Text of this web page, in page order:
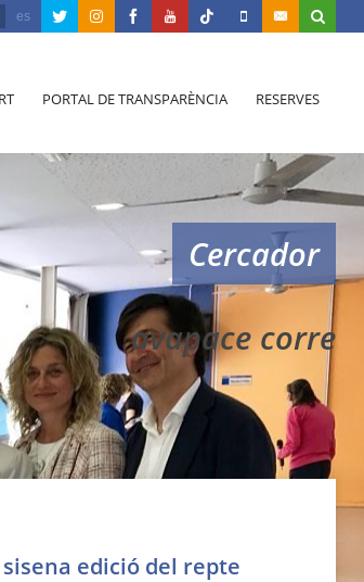
es
PORTAL DE TRANSPARÈNCIA RESERVES
Cercador
avapace corre
edició del repte